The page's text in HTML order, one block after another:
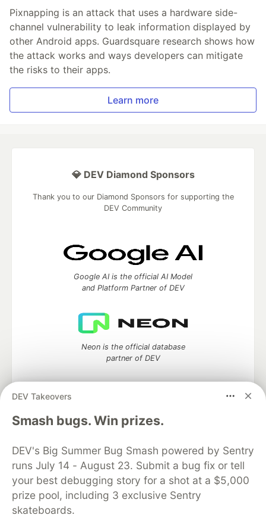
Pixnapping is an attack that uses a hardware side-
channel vulnerability to leak information displayed by
other Android apps. Guardsquare research shows how
the attack works and ways developers can mitigate
the risks to their apps.
Learn more
DEV Takeovers
Smash bugs. Win prizes.
DEV's Big Summer Bug Smash powered by Sentry
runs July 14 - August 23. Submit a bug fix or tell
your best debugging story for a shot at a $5,000
prize pool, including 3 exclusive Sentry
skateboards.
💎 DEV Diamond Sponsors
Thank you to our Diamond Sponsors for supporting the
DEV Community
Google AI is the official AI Model
and Platform Partner of DEV
Neon is the official database
partner of DEV
Algolia is the official search partner
of DEV
DEV Community— A space to discuss and keep up software
development and manage your software career
Home